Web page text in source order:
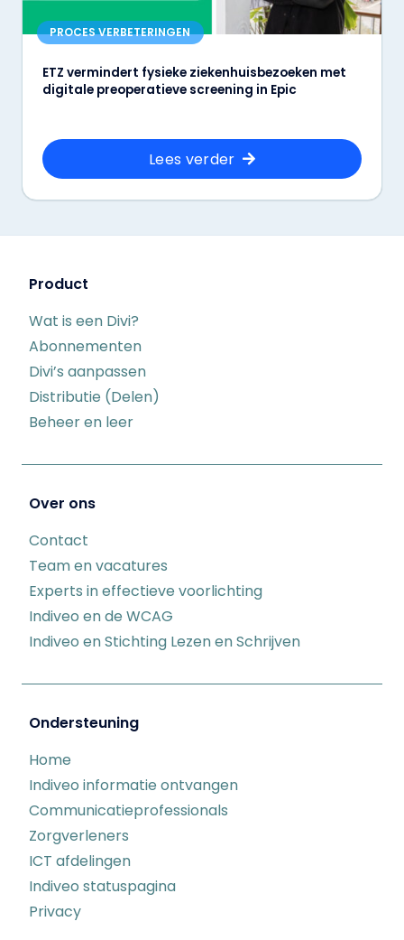
PROCES VERBETERINGEN
ETZ vermindert fysieke ziekenhuisbezoeken met
digitale preoperatieve screening in Epic
Lees verder
Product
Wat is een Divi?
Abonnementen
Divi’s aanpassen
Distributie (Delen)
Beheer en leer
Over ons
Contact
Team en vacatures
Experts in effectieve voorlichting
Indiveo en de WCAG
Indiveo en Stichting Lezen en Schrijven
Ondersteuning
Home
Indiveo informatie ontvangen
Communicatieprofessionals
Zorgverleners
ICT afdelingen
Indiveo statuspagina
Privacy